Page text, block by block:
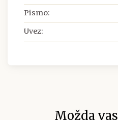
Pismo:
Uvez:
Možda